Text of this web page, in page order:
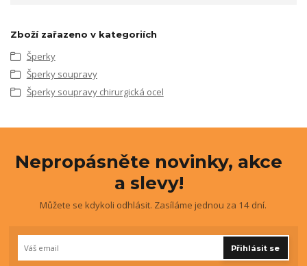
Zboží zařazeno v kategoriích
Šperky
Šperky soupravy
Šperky soupravy chirurgická ocel
Nepropásněte novinky, akce
a slevy!
Můžete se kdykoli odhlásit. Zasíláme jednou za 14 dní.
Přihlásit se